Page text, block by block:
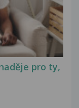
pro ty,